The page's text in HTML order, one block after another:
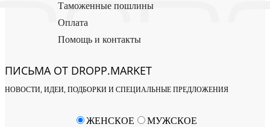
Таможенные пошлины
Оплата
Помощь и контакты
ПИСЬМА ОТ DROPP.MARKET
НОВОСТИ, ИДЕИ, ПОДБОРКИ И СПЕЦИАЛЬНЫЕ ПРЕДЛОЖЕНИЯ
ЖЕНСКОЕ МУЖСКОЕ